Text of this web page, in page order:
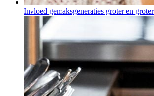
Invloed gemaksgeneraties groter en groter